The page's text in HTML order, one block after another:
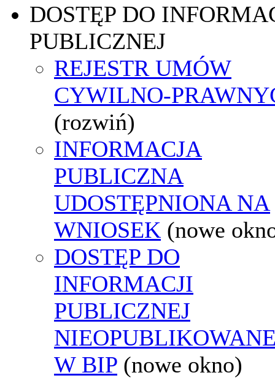
DOSTĘP DO
PUBLICZNEJ
REJESTR UMÓW
CYWILNO-
(rozwiń)
INFORMACJA
PUBLICZNA
UDOSTĘPNIONA NA
WNIOSEK (nowe
DOSTĘP DO
INFORMACJI
PUBLICZNEJ
W BIP (nowe okno)